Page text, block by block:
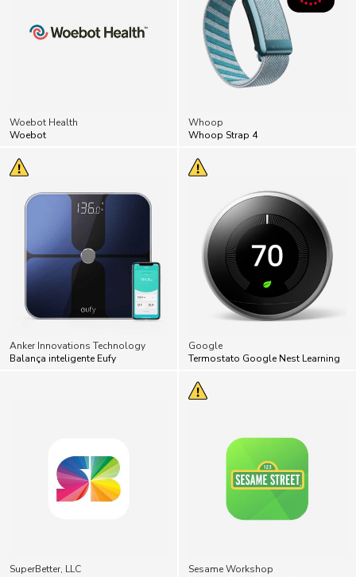
Woebot Health
Woebot
Whoop
Whoop Strap 4
Anker Innovations Technology
Balança inteligente Eufy
Google
Termostato Google Nest Learning
SuperBetter, LLC
Sesame Workshop